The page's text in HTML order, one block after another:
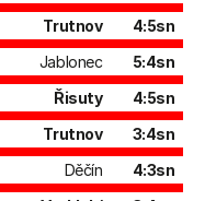
Trutnov
4:5sn
Jablonec
5:4sn
Řisuty
4:5sn
Trutnov
3:4sn
Děčín
4:3sn